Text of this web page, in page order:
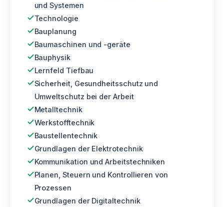
und Systemen
Technologie
Bauplanung
Baumaschinen und -geräte
Bauphysik
Lernfeld Tiefbau
Sicherheit, Gesundheitsschutz und
Umweltschutz bei der Arbeit
Metalltechnik
Werkstofftechnik
Baustellentechnik
Grundlagen der Elektrotechnik
Kommunikation und Arbeitstechniken
Planen, Steuern und Kontrollieren von
Prozessen
Grundlagen der Digitaltechnik